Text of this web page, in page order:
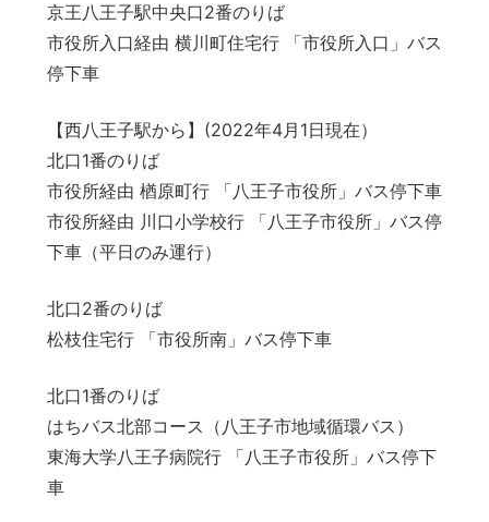
京王八王子駅中央口2番のりば
市役所入口経由 横川町住宅行 「市役所入口」バス
停下車
【西八王子駅から】(2022年4月1日現在）
北口1番のりば
市役所経由 楢原町行 「八王子市役所」バス停下車
市役所経由 川口小学校行 「八王子市役所」バス停
下車（平日のみ運行）
北口2番のりば
松枝住宅行 「市役所南」バス停下車
北口1番のりば
はちバス北部コース（八王子市地域循環バス）
東海大学八王子病院行 「八王子市役所」バス停下
車